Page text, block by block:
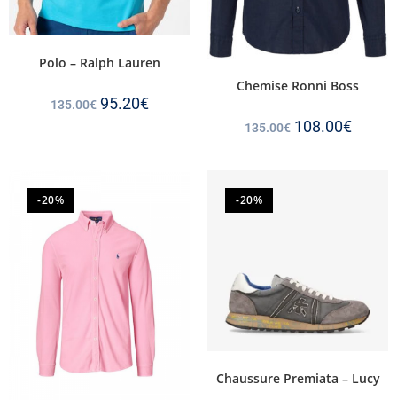
Polo – Ralph Lauren
135.00€ 95.20€
Chemise Ronni Boss
135.00€ 108.00€
-20% -20%
Chaussure Premiata – Lucy